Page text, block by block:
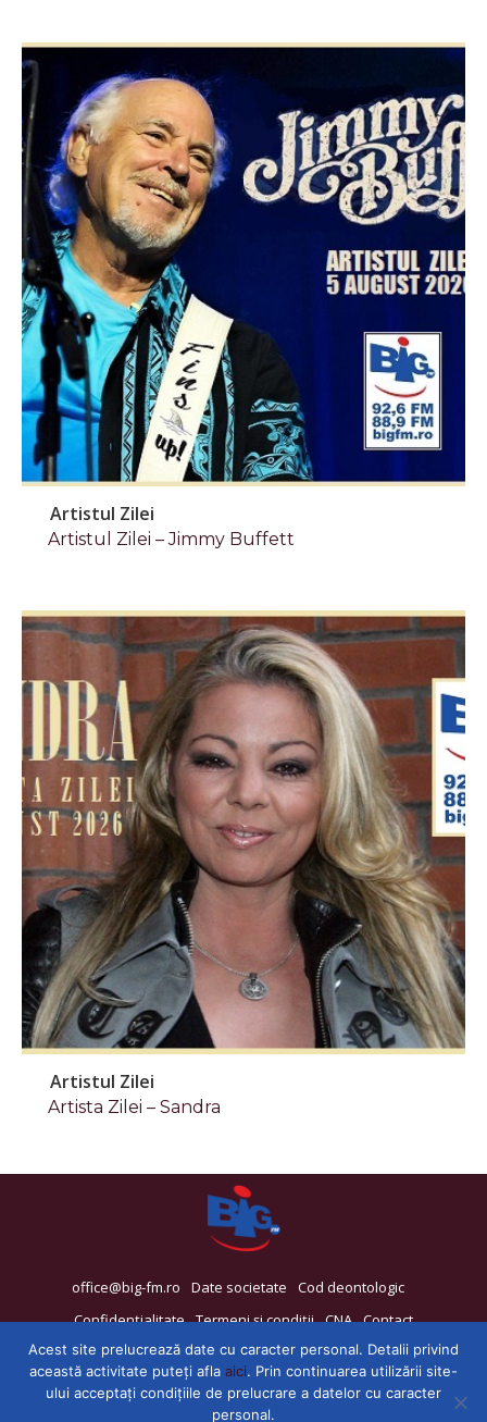
Artistul Zilei
Artistul Zilei – Jimmy Buffett
Artistul Zilei
Artista Zilei – Sandra
office@big-fm.ro Date societate
Cod deontologic
Confidențialitate Termeni și condiții CNA Contact
Acest site prelucrează date cu caracter personal. Detalii privind
această activitate puteți afla aici. Prin continuarea utilizării site-
ului acceptați condițiile de prelucrare a datelor cu caracter
personal.